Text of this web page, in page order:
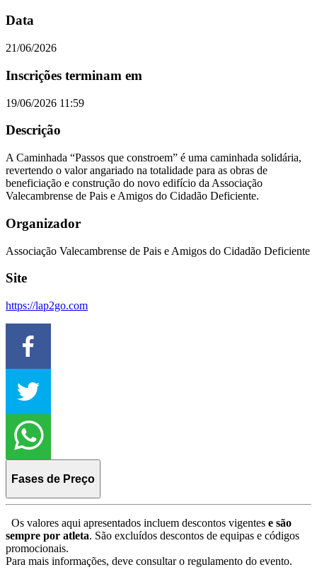
Data
21/06/2026
Inscrições terminam em
19/06/2026 11:59
Descrição
A Caminhada “Passos que constroem” é uma caminhada solidária,
revertendo o valor angariado na totalidade para as obras de
beneficiação e construção do novo edifício da Associação
Valecambrense de Pais e Amigos do Cidadão Deficiente.
Organizador
Associação Valecambrense de Pais e Amigos do Cidadão Deficiente
Site
https://lap2go.com
Fases de Preço
Os valores aqui apresentados incluem descontos vigentes e são
sempre por atleta. São excluídos descontos de equipas e códigos
promocionais.
Para mais informações, deve consultar o regulamento do evento.